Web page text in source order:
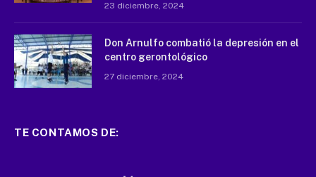
23 diciembre, 2024
Don Arnulfo combatió la depresión en el
centro gerontológico
27 diciembre, 2024
TE CONTAMOS DE: